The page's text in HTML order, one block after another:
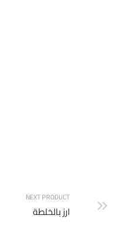
NEXT PRODUCT
ارز بالخلطة